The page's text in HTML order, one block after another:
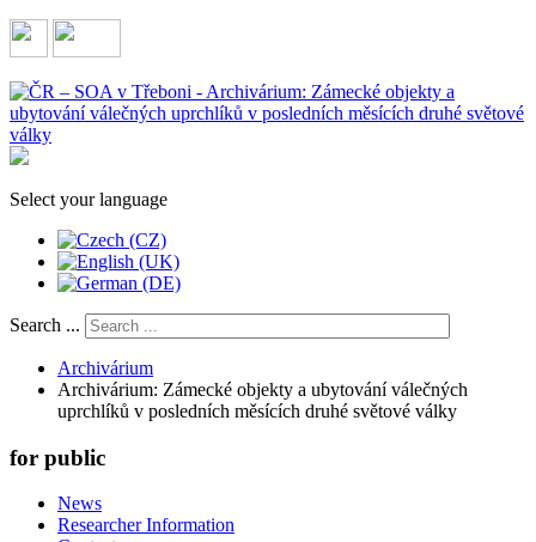
Select your language
Search ...
Archivárium
Archivárium: Zámecké objekty a ubytování válečných
uprchlíků v posledních měsících druhé světové války
for public
News
Researcher Information